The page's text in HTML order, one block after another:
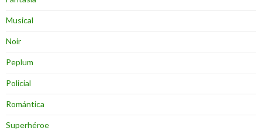
Musical
Noir
Peplum
Policial
Romántica
Superhéroe